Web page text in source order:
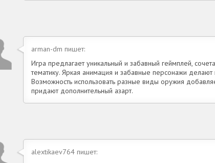
arman-dm пишет:
Игра предлагает уникальный и забавный геймплей,
тематику. Яркая анимация и забавные персонажи
Возможность использовать разные виды оружия
придают дополнительный азарт.
alextikaev764 пишет: